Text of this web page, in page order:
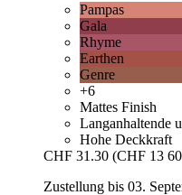
Pampas
Gala
Rhyme
Earthen
Genre
+6
Mattes Finish
Langanhaltende
Hohe Deckkraft
CHF 31.30 (CHF 13
Zustellung bis 03.